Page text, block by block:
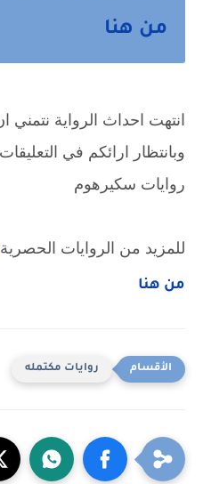
من هنا
روايات سكيرهوم
للمزيد من الروايات الحصرية
من هنا
روايات مكتمله